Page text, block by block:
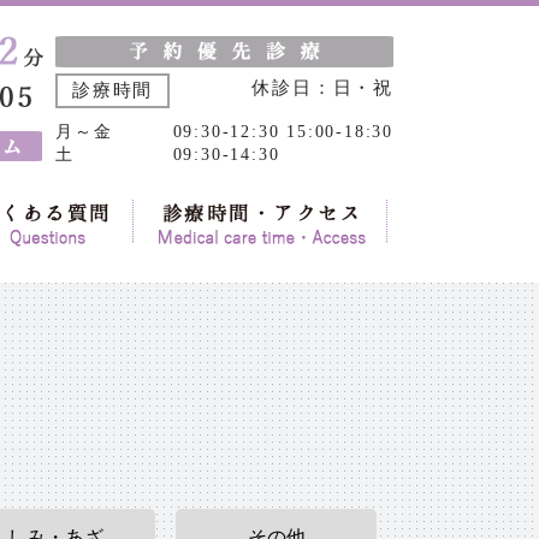
診療時間 休診日：日・祝
月～金
土
09:30-12:30 15:00-18:30
09:30-14:30